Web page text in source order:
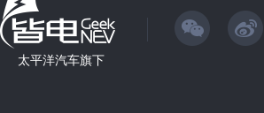
太平洋汽车旗下